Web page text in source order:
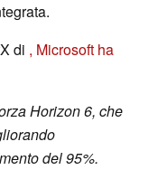
di , Microsoft ha
Horizon 6, che
del 95%.